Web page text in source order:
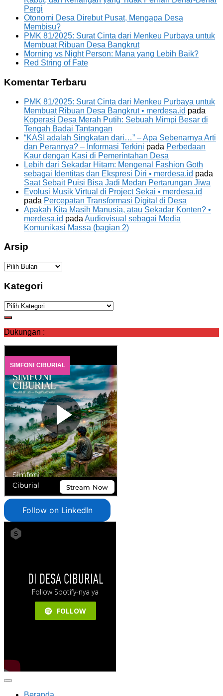
Pergi
Otonomi Desa Direbut Pusat, Mengapa Desa
Membisu?
PMK 81/2025: Surat Cinta dari Menkeu Purbaya untuk
Membuat Ribuan Desa Bangkrut
Morning vs Night Person: Mana yang Lebih Baik?
Red String of Fate
Komentar Terbaru
PMK 81/2025: Surat Cinta dari Menkeu Purbaya untuk
Membuat Ribuan Desa Bangkrut • merdesa.id pada
Koperasi Desa Merah Putih: Sebuah Mimpi Besar di
Tengah Badai Tantangan
“KASI adalah Singkatan dari…” – Apa Sebenarnya Arti
dan Perannya? – Informasi Terkini pada Perbedaan
Kaur dengan Kasi di Pemerintahan Desa
Lebih dari Sekadar Hitam: Mengenal Fashion Goth
sebagai Identitas dan Ekspresi Diri • merdesa.id pada
Saat Sebait Puisi Bisa Jadi Medan Pertarungan Jiwa
Evolusi Musik Virtual di Project Sekai • merdesa.id
pada Percepatan Transformasi Digital di Desa
Apakah Kita Masih Manusia, atau Sekadar Konten? •
merdesa.id pada Audiovisual sebagai Media
Komunikasi Massa (bagian 2)
Arsip
Arsip
Kategori
Kategori
Dukungan :
Follow on LinkedIn